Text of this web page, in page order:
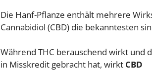
Die Hanf-Pflanze enthält mehrere
Cannabidiol (CBD) die bekanntesten
Während THC berauschend wirkt und
in Misskredit gebracht hat, wirkt CBD